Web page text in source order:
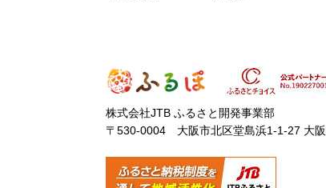
株式会社JTB ふるさと開発事業部
〒530-0004 大阪市北区堂島浜1-1-27 大